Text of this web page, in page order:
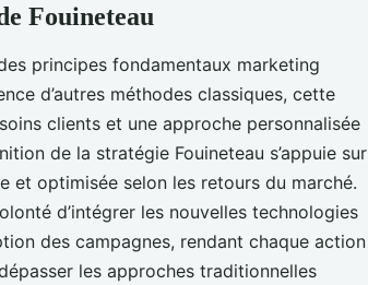
Fouineteau
principes fondamentaux marketing
d’autres méthodes classiques, cette
clients et une approche personnalisée
de la stratégie Fouineteau s’appuie sur
et optimisée selon les retours du marché.
d’intégrer les nouvelles technologies
des campagnes, rendant chaque action
les approches traditionnelles